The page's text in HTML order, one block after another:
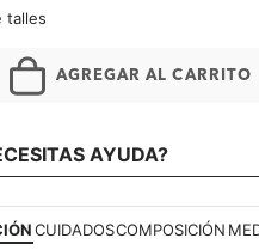
talles
AGREGAR AL CARRITO
AYUDA?
CUIDADOSCOMPOSICIÓN